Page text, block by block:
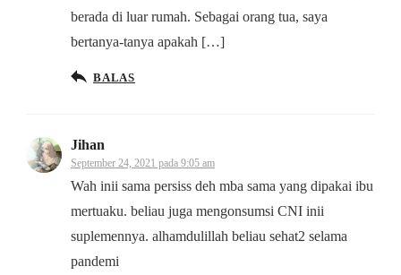
berada di luar rumah. Sebagai orang tua, saya
bertanya-tanya apakah […]
BALAS
Jihan
September 24, 2021 pada 9:05 am
Wah inii sama persiss deh mba sama yang dipakai ibu
mertuaku. beliau juga mengonsumsi CNI inii
suplemennya. alhamdulillah beliau sehat2 selama
pandemi